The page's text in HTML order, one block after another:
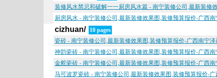
装修风水禁忌和破解一一厨房风水篇 - 南宁装修公司,最新装修
厨房风水 - 南宁装修公司,最新装修效果图,装修预算报价-广西
cizhuan/ 10 pages
瓷砖 - 南宁装修公司,最新装修效果图,装修预算报价-广西南宁
神韵瓷砖 - 南宁装修公司,最新装修效果图,装修预算报价-广西
金舵瓷砖 - 南宁装修公司,最新装修效果图,装修预算报价-广西
马可波罗瓷砖 - 南宁装修公司,最新装修效果图,装修预算报价-